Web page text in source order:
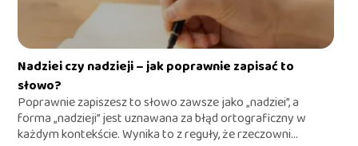
Nadziei czy nadzieji – jak poprawnie zapisać to
słowo?
Poprawnie zapiszesz to słowo zawsze jako „nadziei”, a
forma „nadzieji” jest uznawana za błąd ortograficzny w
każdym kontekście. Wynika to z reguły, że rzeczowni...